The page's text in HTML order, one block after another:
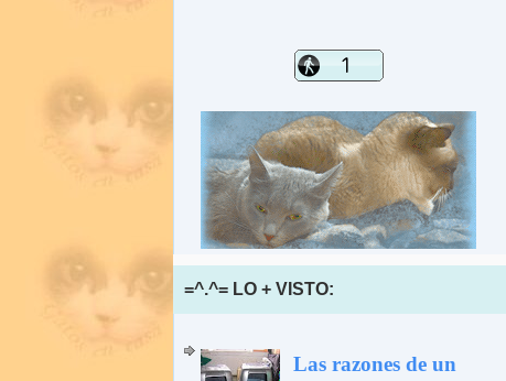
=^.^= LO + VISTO:
Las razones de un